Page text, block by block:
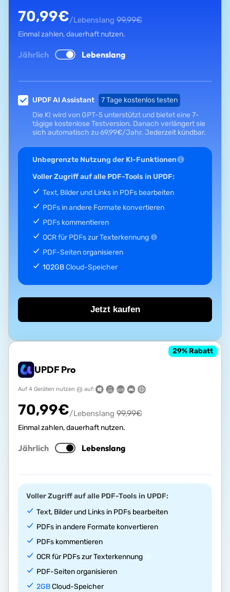
70,99€/Lebenslang 99,99€
Einmal zahlen, dauerhaft nutzen.
Jährlich Lebenslang
UPDF AI Assistant
7 Tage kostenlos testen
Die KI wird von GPT-5 unterstützt und bietet eine 7-
tägige kostenlose Testversion. Danach verlängert sie
sich automatisch zu69,99€/Jahr. Jederzeit kündbar.
Unbegrenzte Nutzung der KI-Funktionen
Voller Zugriff auf alle PDF-Tools in UPDF:
Text, Bilder und Links in PDFs bearbeiten
PDFs in andere Formate konvertieren
PDFs kommentieren
OCR für PDFs zur Texterkennung
PDF-Seiten organisieren
102GBCloud-Speicher
Jetzt kaufen
UPDF Pro
29% Rabatt
Auf 4 Geräten nutzen auf:
70,99€/Lebenslang 99,99€
Einmal zahlen, dauerhaft nutzen.
Jährlich Lebenslang
Voller Zugriff auf alle PDF-Tools in UPDF:
Text, Bilder und Links in PDFs bearbeiten
PDFs in andere Formate konvertieren
PDFs kommentieren
OCR für PDFs zur Texterkennung
PDF-Seiten organisieren
2GBCloud-Speicher